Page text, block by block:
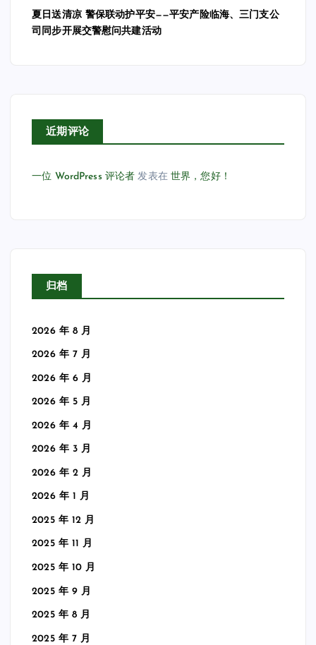
夏日送清凉 警保联动护平安——平安产险临海、三门支公
司同步开展交警慰问共建活动
近期评论
一位 WordPress 评论者 发表在世界，您好！
归档
2026 年 8 月
2026 年 7 月
2026 年 6 月
2026 年 5 月
2026 年 4 月
2026 年 3 月
2026 年 2 月
2026 年 1 月
2025 年 12 月
2025 年 11 月
2025 年 10 月
2025 年 9 月
2025 年 8 月
2025 年 7 月